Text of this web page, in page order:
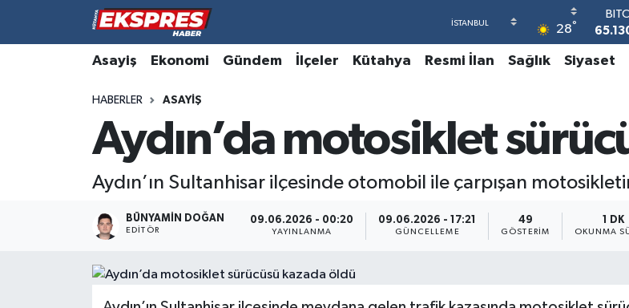
28°
Asayiş Ekonomi Gündem İlçeler Kütahya Resmi İlan Sağlık Siyaset
HABERLER ASAYIŞ
Aydın’da motosiklet
Aydın’ın Sultanhisar ilçesinde otomobil ile çarpışan
BÜNYAMIN DOĞAN
EDITÖR
09.06.2026 - 00:20
YAYINLANMA
09.06.2026 - 17:21
GÜNCELLEME
49
GÖSTERIM
1 DK
OKUNMA
Altıntaş
Aslanapa
Biyografiler
Çavdarhisar
Hava Durumu
Trafik Durumu
Süper Lig Puan Durumu ve Fikstür
Tüm Manşetler
Son Dakika Haberleri
Haber Arşivi